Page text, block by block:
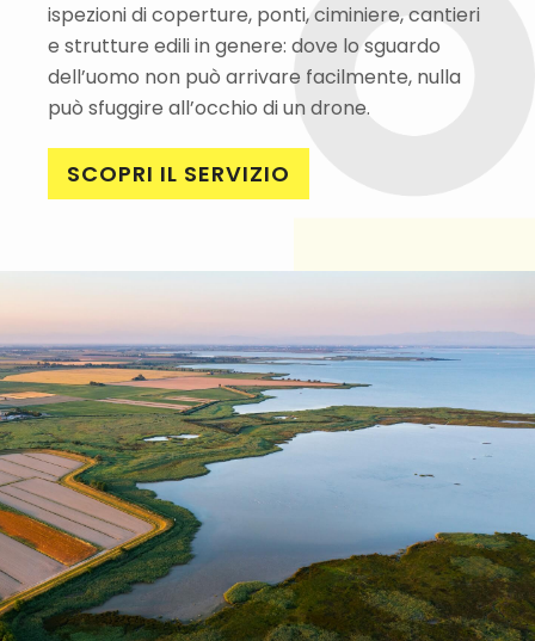
ispezioni di coperture, ponti, ciminiere, cantieri
e strutture edili in genere: dove lo sguardo
dell’uomo non può arrivare facilmente, nulla
può sfuggire all’occhio di un drone.
SCOPRI IL SERVIZIO